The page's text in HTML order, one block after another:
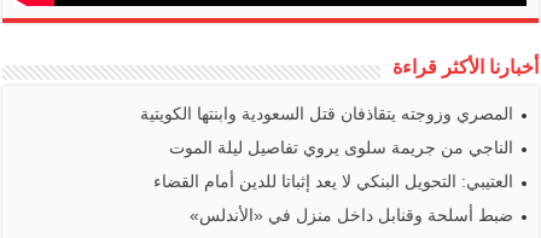
أخبارنا الأكثر قراءة
المصري وزوجته يتقاذفان قتل السعودية وابنتها الكويتية
الناجي من جريمة سلوى يروي تفاصيل ليلة الموت
العتيبي: التحويل البنكي لا يعد إثباتا للدين أمام القضاء
ضبط أسلحة وقنابل داخل منزل في «الأندلس»